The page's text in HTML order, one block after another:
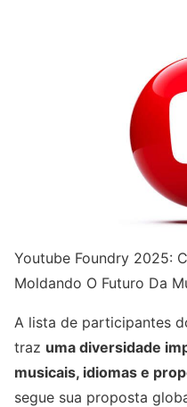
Youtube Foundry 2025:
Moldando O Futuro Da
A lista de participantes
traz uma diversidade
musicais, idiomas e
segue sua proposta